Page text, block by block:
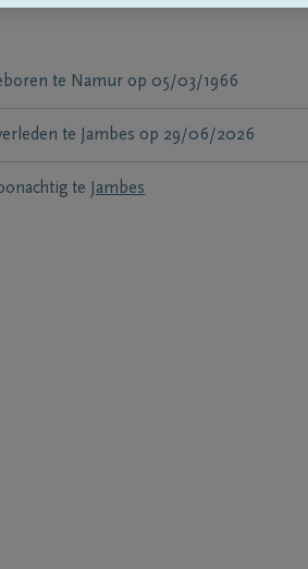
te Namur op 05/03/1966
te Jambes op 29/06/2026
te Jambes